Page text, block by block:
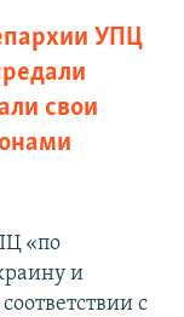
УПЦ
свои
«по
и
с